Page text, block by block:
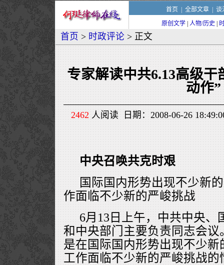
首页 全部文章| 谈
原创文学 人物/历史
首页 > 时政评论 > 正文
专家解读中共6.13高级干
动作”
2462 人阅读 日期：2008-06-26
中央召唤共克时艰
国际国内形势出现不少新
作面临不少新的严峻挑战
6月13日上午，中共中央、
和中央部门主要负责同志会
是在国际国内形势出现不少
工作面临不少新的严峻挑战